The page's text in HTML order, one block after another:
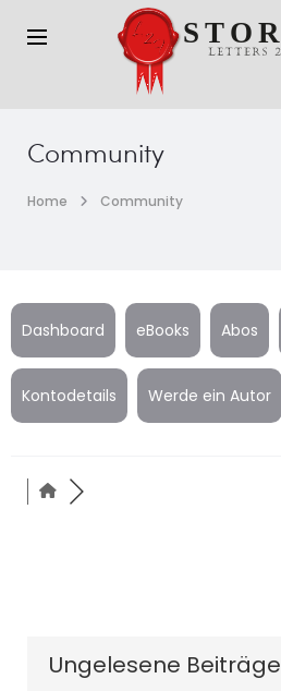
Community
Home Community
Dashboard eBooks Abos
Kontodetails Werde ein Autor
Ungelesene Beiträge